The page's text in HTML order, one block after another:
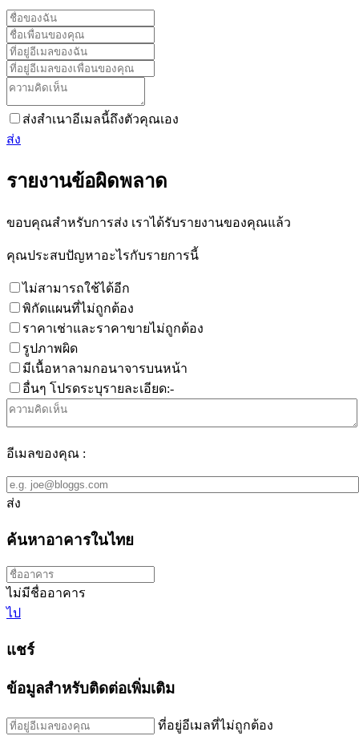
ส่งสำเนาอีเมลนี้ถึงตัวคุณเอง
ส่ง
รายงานข้อผิดพลาด
ขอบคุณสำหรับการส่ง เราได้รับรายงานของคุณแล้ว
คุณประสบปัญหาอะไรกับรายการนี้
ไม่สามารถใช้ได้อีก
พิกัดแผนที่ไม่ถูกต้อง
ราคาเช่าและราคาขายไม่ถูกต้อง
รูปภาพผิด
มีเนื้อหาลามกอนาจารบนหน้า
อื่นๆ โปรดระบุรายละเอียด:-
อีเมลของคุณ :
ส่ง
ค้นหาอาคารในไทย
ไม่มีชื่ออาคาร
ไป
แชร์
ข้อมูลสำหรับติดต่อเพิ่มเติม
ที่อยู่อีเมลที่ไม่ถูกต้อง